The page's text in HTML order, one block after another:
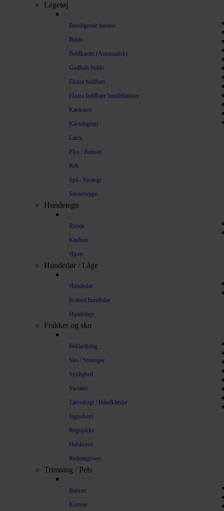
Legetøj
Beroligende bamser
Bolde
Boldkaster (Automatisk)
Godbids bolde
Ekstra holdbart
Ekstra holdbare hundebamser
Kastearm
Kastelegetøj
Latex
Plys / Bamser
Reb
Spil / Strategi
Snusetæppe
Hundetegn
Runde
Kødben
Hjerte
Hundedør / Låge
Hundedør
Isoleret hundedør
Hundelåge
Frakker og sko
Beklædning
Sko / Strømper
Synlighed
Sweater
Tørredragt / Håndklæder
Jagtudstyr
Regnjakke
Halskrave
Redningsvest
Trimning / Pels
Børster
Kamme